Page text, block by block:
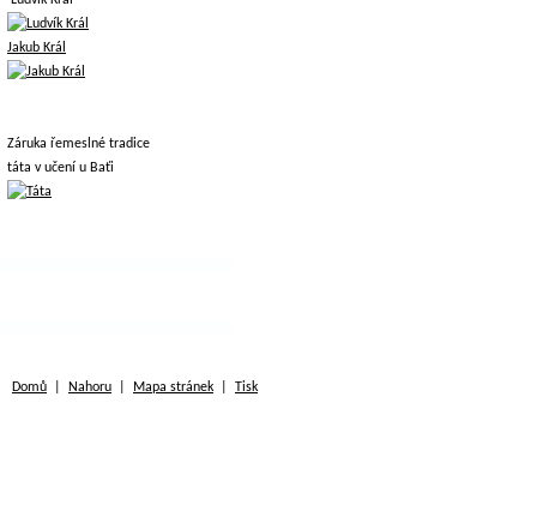
Jakub Král
Záruka řemeslné tradice
táta v učení u Baťi
Domů Nahoru Mapa stránek Tisk